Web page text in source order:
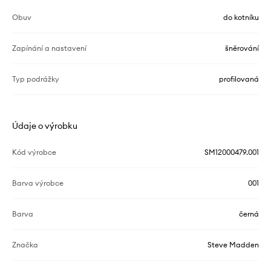
Obuv do kotníku
Zapínání a nastavení šněrování
Typ podrážky profilovaná
Údaje o výrobku
Kód výrobce SM12000479.001
Barva výrobce 001
Barva černá
Značka Steve Madden